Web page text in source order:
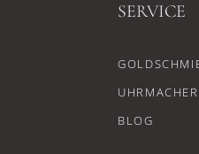
SERVICE
BLOG